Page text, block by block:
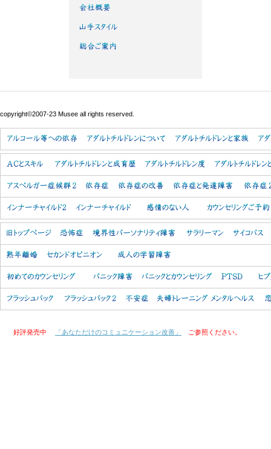
copyright©2007-23 Musee all rights reserved.
好評発売中 「あなただけのコミュニケーション改善」 ご参照ください。